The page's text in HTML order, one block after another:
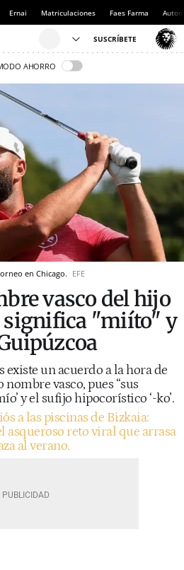
Ernai Matriculaciones Faes Farma
AHORRO
en Chicago. EFE
vasco del hijo
significa "miíto" y
existe un acuerdo a la hora de
vasco, pues “sus
y el sufijo hipocorístico ‘-ko’.
a las piscinas de Bizkaia:
asqueroso reto viral que arrasa
al verano.